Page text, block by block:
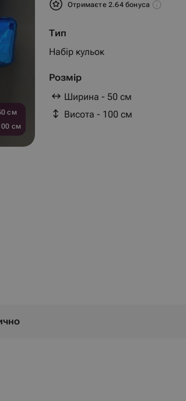
Отримаєте 2.64 бонуса
Тип
Набір кульок
Розмір
Ширина - 50 см
Висота - 100 см
см
см